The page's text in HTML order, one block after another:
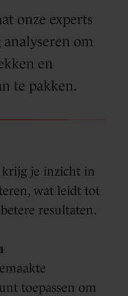
onze experts
om
en
te pakken.
krijg je inzicht in
wat leidt tot
resultaten.
toepassen om